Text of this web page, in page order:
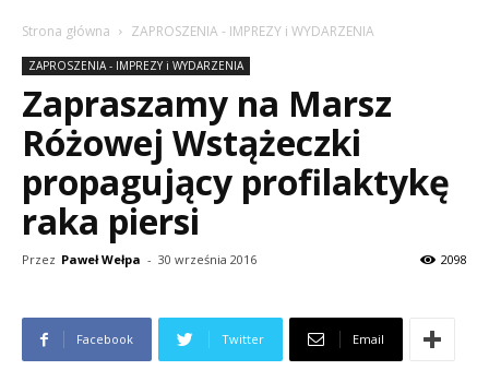
Strona główna ZAPROSZENIA - IMPREZY i WYDARZENIA
ZAPROSZENIA - IMPREZY i WYDARZENIA
Zapraszamy na Marsz
Różowej Wstążeczki
propagujący profilaktykę
raka piersi
Przez Paweł Wełpa - 30 września 2016 2098
Facebook Twitter Email